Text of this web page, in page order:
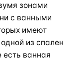
зонами
с ванными
имеют
из спален
есть ванная